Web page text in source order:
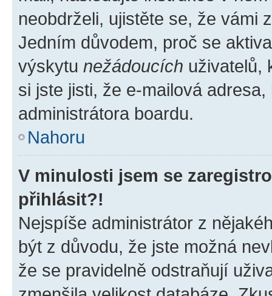
neobdrželi, ujistěte se, že vámi
Jedním důvodem, proč se
výskytu nežádoucích uživatelů,
si jste jisti, že e-mailová
administrátora boardu.
Nahoru
V minulosti jsem se
přihlásit?!
Nejspíše administrátor z
být z důvodu, že jste možná
že se pravidelně odstraňují